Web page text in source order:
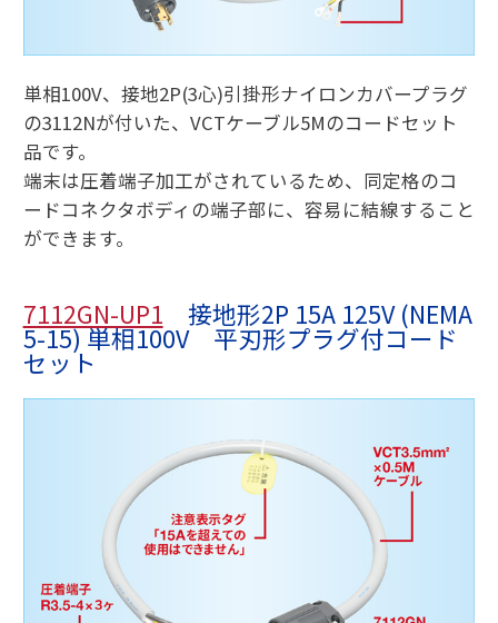
単相100V、接地2P(3心)引掛形ナイロンカバープラグ
の3112Nが付いた、VCTケーブル5Mのコードセット
品です。
端末は圧着端子加工がされているため、同定格のコ
ードコネクタボディの端子部に、容易に結線すること
ができます。
7112GN-UP1 接地形2P 15A 125V (NEMA
5-15) 単相100V 平刃形プラグ付コード
セット